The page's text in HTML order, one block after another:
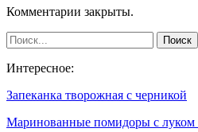
Комментарии закрыты.
Интересное:
Запеканка творожная с черникой
Маринованные помидоры с луком